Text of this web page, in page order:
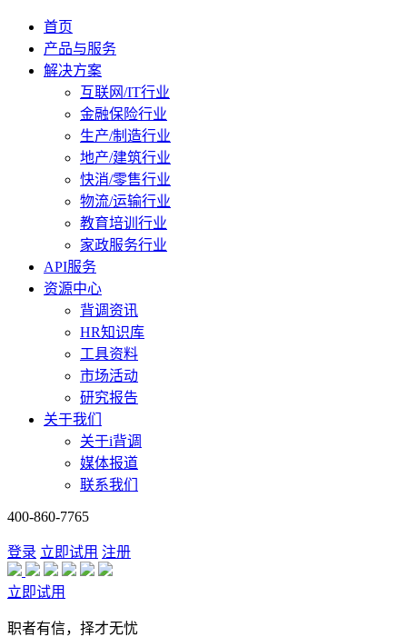
首页
产品与服务
解决方案
互联网/IT行业
金融保险行业
生产/制造行业
地产/建筑行业
快消/零售行业
物流/运输行业
教育培训行业
家政服务行业
API服务
资源中心
背调资讯
HR知识库
工具资料
市场活动
研究报告
关于我们
关于i背调
媒体报道
联系我们
400-860-7765
登录 立即试用 注册
立即试用
职者有信，择才无忧